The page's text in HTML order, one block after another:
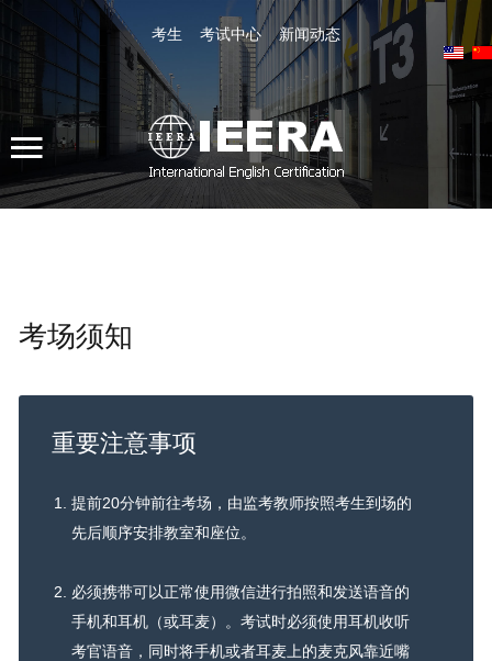
全国客服热线 400-800-4158
证书查询
Training
Register for Test
Schedule Test
Account
Contact
站内搜索
考生 考试中心 新闻动态
考场须知
重要注意事项
提前20分钟前往考场，由监考教师按照考生到场的
先后顺序安排教室和座位。
必须携带可以正常使用微信进行拍照和发送语音的
手机和耳机（或耳麦）。考试时必须使用耳机收听
考官语音，同时将手机或者耳麦上的麦克风靠近嘴